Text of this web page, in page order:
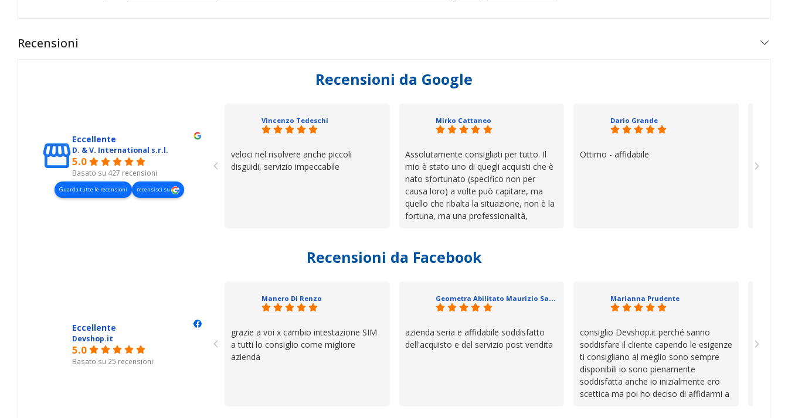
Recensioni
Recensioni da Google
Eccellente
D. & V. International s.r.l.
5.0
Basato su 427 recensioni
Guarda tutte le recensioni recensisci su
Vincenzo Tedeschi
veloci nel risolvere anche piccoli
disguidi, servizio impeccabile
Mirko Cattaneo
Assolutamente consigliati per tutto. Il
mio è stato uno di quegli acquisti che è
nato sfortunato (specifico non per
causa loro) a volte può capitare, ma
quello che ribalta la situazione, non è la
fortuna, ma una professionalità,
cose. Be', io qui è proprio quello che ho
trovato, un atteggiamento che va oltre
se avete bisogno siete in ottime mani.
Dario Grande
Ottimo - affidabile
vera
Recensioni da Facebook
Eccellente
Devshop.it
5.0
Basato su 25 recensioni
Manero Di Renzo
grazie a voi x cambio intestazione SIM
a tutti lo consiglio come migliore
azienda
Geometra Abilitato Maurizio Sammartano
azienda seria e affidabile soddisfatto
dell'acquisto e del servizio post vendita
Marianna Prudente
consiglio Devshop.it perché sanno
soddisfare il cliente capendo le esigenze
ti consigliano al meglio sono sempre
disponibili io sono pienamente
soddisfatta anche io inizialmente ero
scettica ma poi ho deciso di affidarmi a
cambio